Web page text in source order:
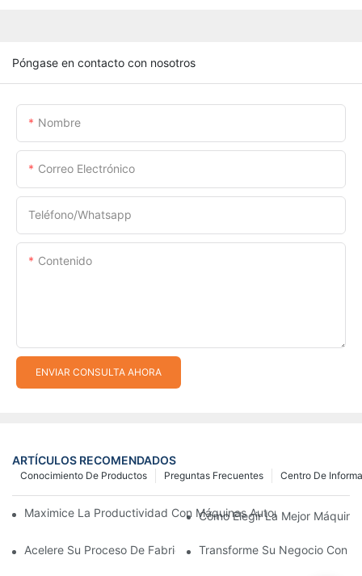
Póngase en contacto con nosotros
Nombre
Correo Electrónico
Teléfono/whatsapp
Contenido
ENVIAR CONSULTA AHORA
ARTÍCULOS RECOMENDADOS
Centro De
Preguntas Frecuentes
Conocimiento De Productos
Maximice La Productividad Con Máquinas Automáticas Para
Cómo Elegir La Mejor
Acelere Su Proceso De Fabricación De Cremalleras Con
Transforme Su Negocio Con